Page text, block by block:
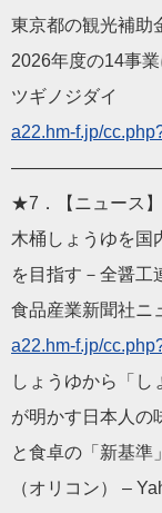
東京都の観光補助
2026年度の14事
ツギノジダイ
a22.hm-f.jp/
★7．【ニュース
木桶しょうゆを国
を目指す －全醤工
食品産業新聞社ニ
a22.hm-f.jp/
しょうゆから「
が明かす日本人の
と食卓の「新基準」
（オリコン） –